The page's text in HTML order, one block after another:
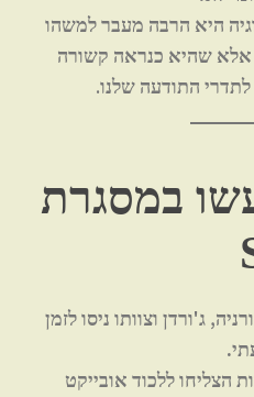
היא הרבה מעבר למשהו
אלא שהיא כנראה קשורה
התודעה שלנו.
במסגרת
, ג'ורדן וצוותו ניסולזמן
הצליחו ללכוד אובייקט